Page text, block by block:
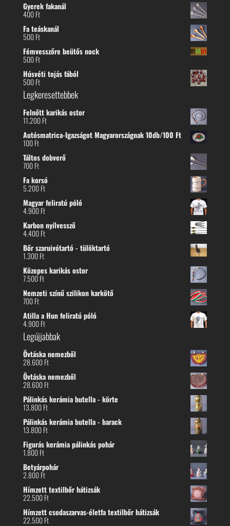
Gyerek fakanál
400Ft
Fa teáskanál
500Ft
Fémvesszőre beütős nock
500Ft
Húsvéti tojás fából
500Ft
Legkeresettebbek
Felnőtt karikás ostor
11.200Ft
Autósmatrica-Igazságot Magyarországnak 10db/100 Ft
100Ft
Táltos dobverő
700Ft
Fa korsó
5.200Ft
Magyar feliratú póló
4.900Ft
Karbon nyílvessző
4.400Ft
Bőr szaruivótartó - tülöktartó
1.300Ft
Közepes karikás ostor
7.500Ft
Nemzeti színű szilikon karkötő
700Ft
Atilla a Hun feliratú póló
4.900Ft
Legújjabbak
Övtáska nemezből
28.600Ft
Övtáska nemezből
28.600Ft
Pálinkás kerámia butella - körte
13.800Ft
Pálinkás kerámia butella - barack
13.800Ft
Figurás kerámia pálinkás pohár
1.800Ft
Betyárpohár
2.800Ft
Hímzett textilbőr hátizsák
22.500Ft
Hímzett csodaszarvas-életfa textilbőr hátizsák
22.500Ft